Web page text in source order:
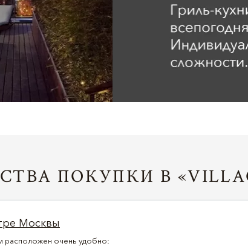
ПОКУПКИ В
Москвы
расположен очень удобно: